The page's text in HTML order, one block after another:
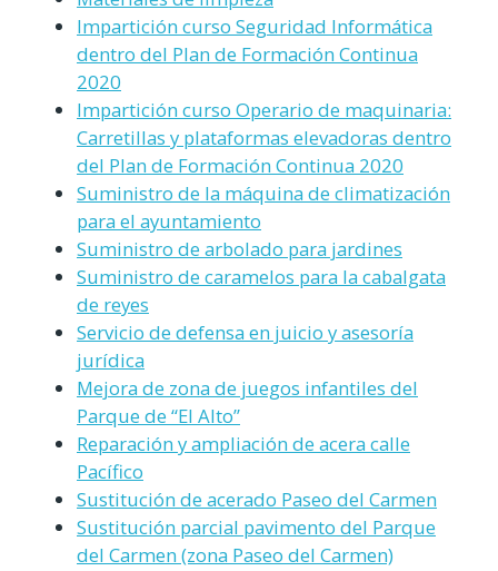
Impartición curso Seguridad Informática
dentro del Plan de Formación Continua
2020
Impartición curso Operario de maquinaria:
Carretillas y plataformas elevadoras dentro
del Plan de Formación Continua 2020
Suministro de la máquina de climatización
para el ayuntamiento
Suministro de arbolado para jardines
Suministro de caramelos para la cabalgata
de reyes
Servicio de defensa en juicio y asesoría
jurídica
Mejora de zona de juegos infantiles del
Parque de “El Alto”
Reparación y ampliación de acera calle
Pacífico
Sustitución de acerado Paseo del Carmen
Sustitución parcial pavimento del Parque
del Carmen (zona Paseo del Carmen)